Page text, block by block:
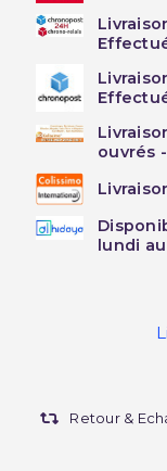
ouvrés
lundi
Retour &